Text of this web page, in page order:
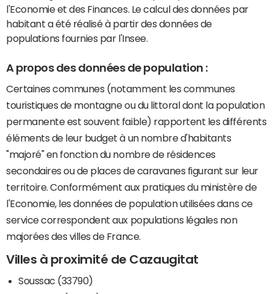
l'Economie et des Finances. Le calcul des données par
habitant a été réalisé à partir des données de
populations fournies par l'Insee.
A propos des données de population :
Certaines communes (notamment les communes
touristiques de montagne ou du littoral dont la population
permanente est souvent faible) rapportent les différents
éléments de leur budget à un nombre d'habitants
"majoré" en fonction du nombre de résidences
secondaires ou de places de caravanes figurant sur leur
territoire. Conformément aux pratiques du ministère de
l'Economie, les données de population utilisées dans ce
service correspondent aux populations légales non
majorées des villes de France.
Villes à proximité de Cazaugitat
Soussac (33790)